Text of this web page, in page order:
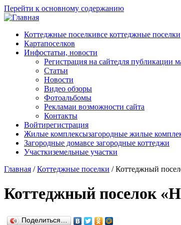
Перейти к основному содержанию
Коттеджные поселкивсе коттеджные поселки
Картапоселков
Инфостатьи, новости
Регистрация на сайтедля публикации
Статьи
Новости
Видео обзоры
Фотоальбомы
Рекламаи возможности сайта
Контакты
Войтирегистрация
Жилые комплексызагородные жилые
Загородные домавсе загородные коттеджи
Участкиземельные участки
Главная / Коттеджные поселки /Коттеджный
Коттеджный поселок
Поделиться…